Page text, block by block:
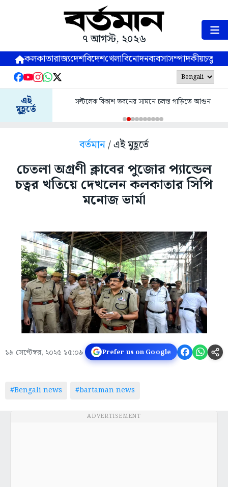
৭ আগস্ট, ২০২৬
কলকাতারাজ্যদেশবিদেশখেলাবিনোদনব্যবসাসম্পাদকীয়
এই
মুহূর্তে
সল্টলেক বিকাশ ভবনের সামনে চলন্ত গাড়িতে আগুন
বর্তমান/ এই মুহূর্তে
চেতলা অগ্রণী ক্লাবের পুজোর প্যান্ডেল
চত্বর খতিয়ে দেখলেন কলকাতার সিপি
মনোজ ভার্মা
১৯ সেপ্টেম্বর, ২০২৫ ১৫:০৯ Prefer us on Google
#Bengali news #bartaman news
ADVERTISEMENT